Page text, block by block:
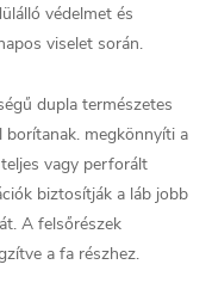
védelmet és
viselet során.
dupla természetes
borítanak. megkönnyíti a
vagy perforált
biztosítják a láb jobb
A felsőrészek
a fa részhez.